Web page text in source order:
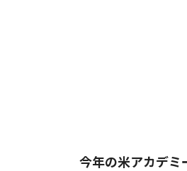
今年の米アカデミ